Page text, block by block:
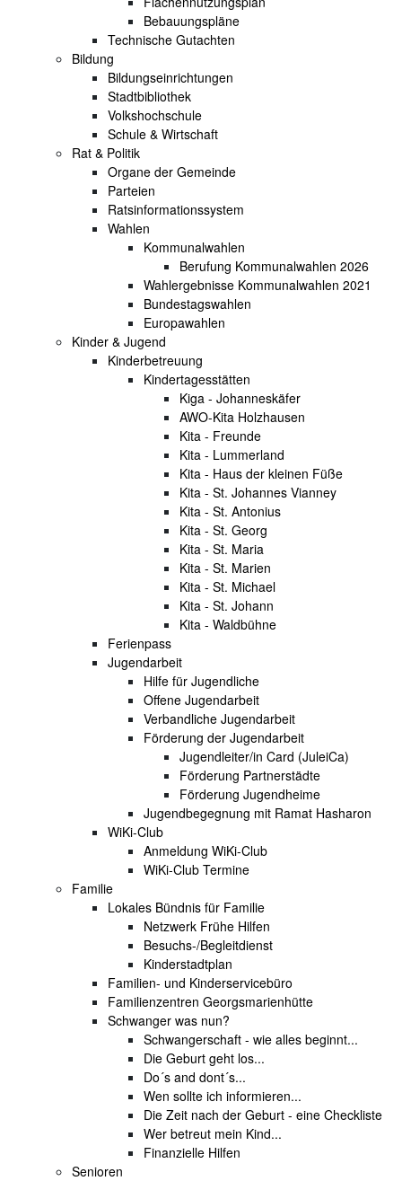
Bebauungspläne
Technische Gutachten
Bildung
Bildungseinrichtungen
Stadtbibliothek
Volkshochschule
Schule & Wirtschaft
Rat & Politik
Organe der Gemeinde
Parteien
Ratsinformationssystem
Wahlen
Kommunalwahlen
Berufung Kommunalwahlen 2026
Wahlergebnisse Kommunalwahlen 2021
Bundestagswahlen
Europawahlen
Kinder & Jugend
Kinderbetreuung
Kindertagesstätten
Kiga - Johanneskäfer
AWO-Kita Holzhausen
Kita - Freunde
Kita - Lummerland
Kita - Haus der kleinen Füße
Kita - St. Johannes Vianney
Kita - St. Antonius
Kita - St. Georg
Kita - St. Maria
Kita - St. Marien
Kita - St. Michael
Kita - St. Johann
Kita - Waldbühne
Ferienpass
Jugendarbeit
Hilfe für Jugendliche
Offene Jugendarbeit
Verbandliche Jugendarbeit
Förderung der Jugendarbeit
Jugendleiter/in Card (JuleiCa)
Förderung Partnerstädte
Förderung Jugendheime
Jugendbegegnung mit Ramat Hasharon
WiKi-Club
Anmeldung WiKi-Club
WiKi-Club Termine
Familie
Lokales Bündnis für Familie
Netzwerk Frühe Hilfen
Besuchs-/Begleitdienst
Kinderstadtplan
Familien- und Kinderservicebüro
Familienzentren Georgsmarienhütte
Schwanger was nun?
Schwangerschaft - wie alles beginnt...
Die Geburt geht los...
Do´s and dont´s...
Wen sollte ich informieren...
Die Zeit nach der Geburt - eine Checkliste
Wer betreut mein Kind...
Finanzielle Hilfen
Senioren